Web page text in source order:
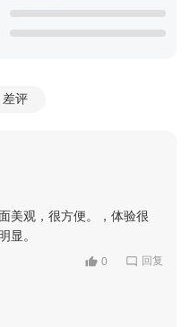
差评
美观，很方便。，体验很
显。
0 回复